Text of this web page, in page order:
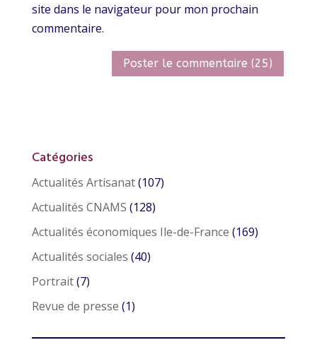
site dans le navigateur pour mon prochain
commentaire.
Catégories
Actualités Artisanat(107)
Actualités CNAMS (128)
Actualités économiques Ile-de-France (169)
Actualités sociales (40)
Portrait(7)
Revue de presse (1)